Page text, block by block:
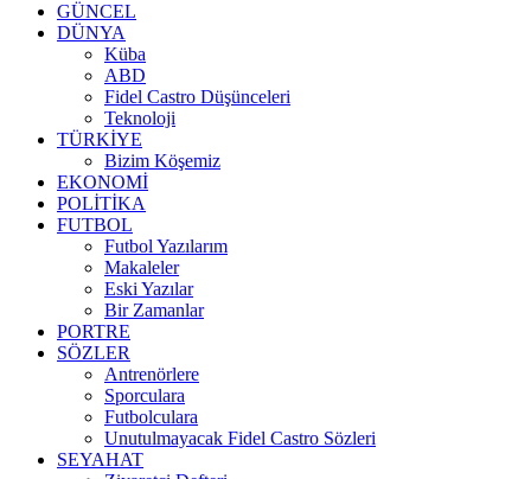
GÜNCEL
DÜNYA
Küba
ABD
Fidel Castro Düşünceleri
Teknoloji
TÜRKİYE
Bizim Köşemiz
EKONOMİ
POLİTİKA
FUTBOL
Futbol Yazılarım
Makaleler
Eski Yazılar
Bir Zamanlar
PORTRE
SÖZLER
Antrenörlere
Sporculara
Futbolculara
Unutulmayacak Fidel Castro Sözleri
SEYAHAT